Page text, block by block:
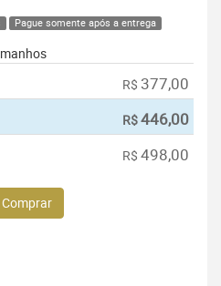
Pague somente após a entrega
R$ 377,00
R$446,00
R$ 498,00
Comprar